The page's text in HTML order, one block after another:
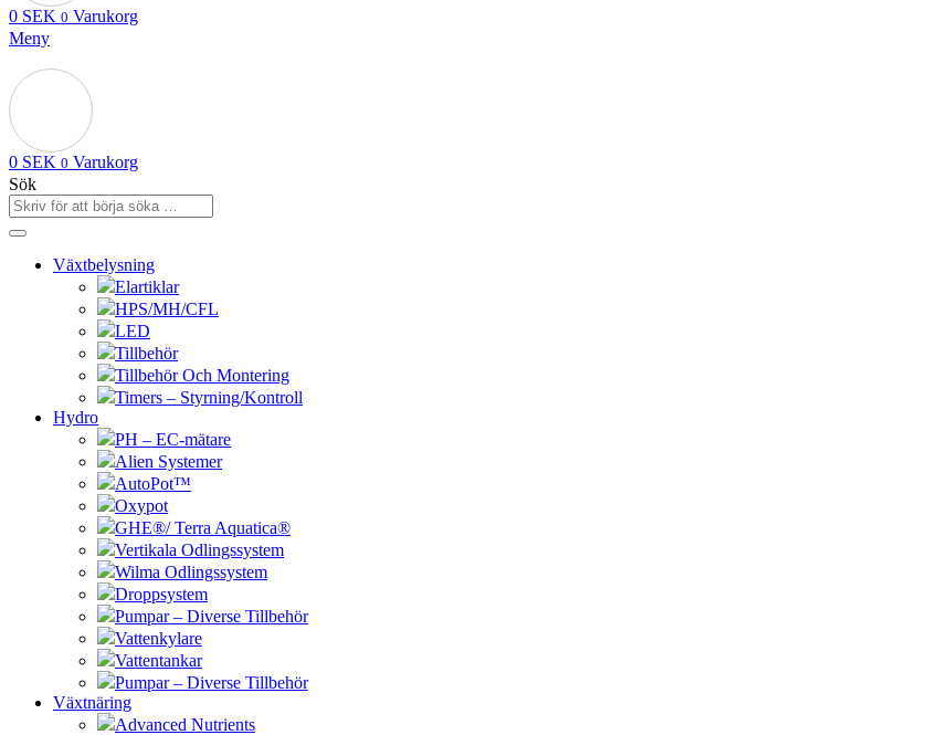
0 SEK 0 Varukorg
Meny
0 SEK 0 Varukorg
Sök
Växtbelysning
Elartiklar
HPS/MH/CFL
LED
Tillbehör
Tillbehör Och Montering
Timers – Styrning/Kontroll
Hydro
PH – EC-mätare
Alien Systemer
AutoPot™
Oxypot
GHE®/ Terra Aquatica®
Vertikala Odlingssystem
Wilma Odlingssystem
Droppsystem
Pumpar – Diverse Tillbehör
Vattenkylare
Vattentankar
Pumpar – Diverse Tillbehör
Växtnäring
Advanced Nutrients